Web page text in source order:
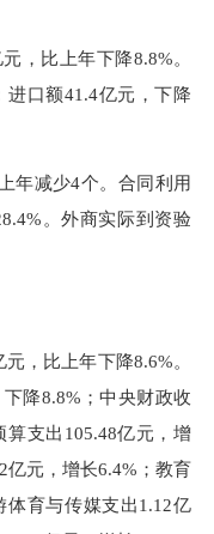
比上年下降8.8%。
进口额41.4亿元，下降
减少4个。合同利用
。外商实际到资验
，比上年下降8.6%。
降8.8%；中央财政收
算支出105.48亿元，增
亿元，增长6.4%；教育
体育与传媒支出1.12亿